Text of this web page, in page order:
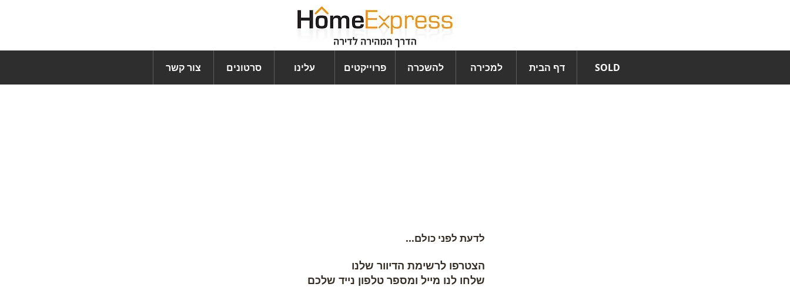
צור קשר סרטונים עלינו פרוייקטים להשכרה למכירה דף הבית SOLD
לדעת לפני כולם...
הצטרפו לרשימת הדיוור שלנו
שלחו לנו מייל ומספר טלפון נייד שלכם